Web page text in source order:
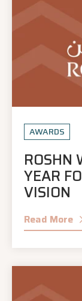
AWARDS
ROSHN
YEAR
VISION
Read More